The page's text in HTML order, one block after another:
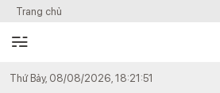
Trang chủ
Thứ Bảy, 08/08/2026, 18:21:51